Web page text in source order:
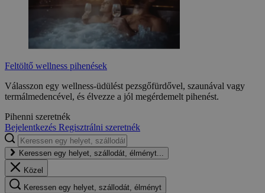
Feltöltő wellness pihenések
Válasszon egy wellness-üdülést pezsgőfürdővel, szaunával vagy
termálmedencével, és élvezze a jól megérdemelt pihenést.
Pihenni szeretnék
Bejelentkezés Regisztrálni szeretnék
Keressen egy helyet, szállodát, élményt...
Közel
Keressen egy helyet, szállodát, élményt